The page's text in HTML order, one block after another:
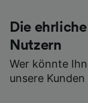
Die
Nutzern
Wer könnte
unsere Kunden